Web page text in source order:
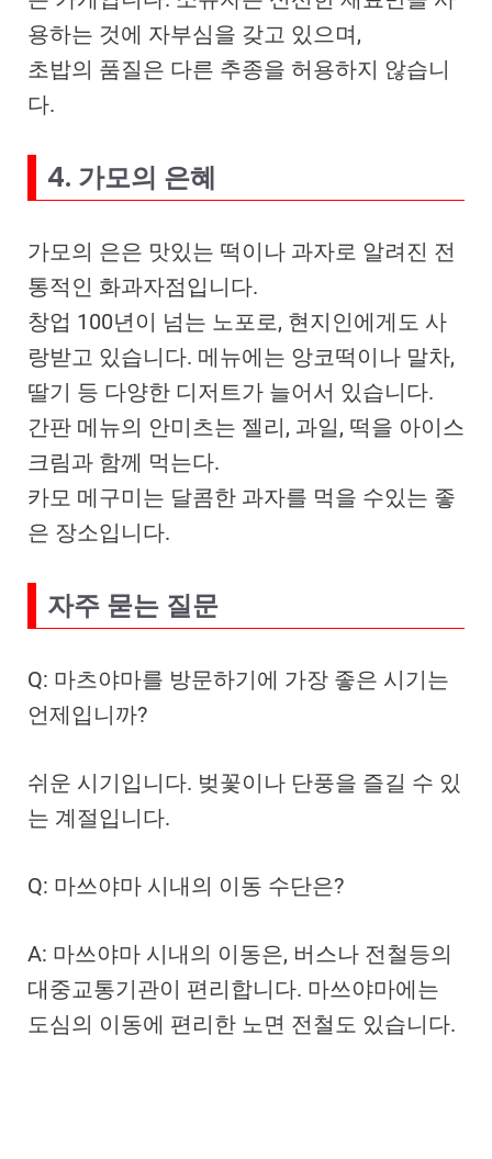
용하는 것에 자부심을 갖고 있으며,
초밥의 품질은 다른 추종을 허용하지 않습니
다.
4. 가모의 은혜
가모의 은은 맛있는 떡이나 과자로 알려진 전
통적인 화과자점입니다.
창업 100년이 넘는 노포로, 현지인에게도 사
랑받고 있습니다. 메뉴에는 앙코떡이나 말차,
딸기 등 다양한 디저트가 늘어서 있습니다.
간판 메뉴의 안미츠는 젤리, 과일, 떡을 아이스
크림과 함께 먹는다.
카모 메구미는 달콤한 과자를 먹을 수있는 좋
은 장소입니다.
자주 묻는 질문
Q: 마츠야마를 방문하기에 가장 좋은 시기는
언제입니까?
쉬운 시기입니다. 벚꽃이나 단풍을 즐길 수 있
는 계절입니다.
Q: 마쓰야마 시내의 이동 수단은?
A: 마쓰야마 시내의 이동은, 버스나 전철등의
대중교통기관이 편리합니다. 마쓰야마에는
도심의 이동에 편리한 노면 전철도 있습니다.